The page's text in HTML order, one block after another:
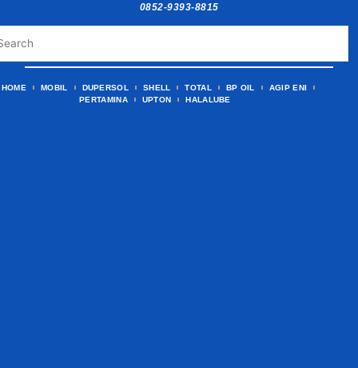
0852-9393-8815
HOME MOBIL DUPERSOL SHELL TOTAL BP OIL
AGIP ENI
PERTAMINA
UPTON HALALUBE